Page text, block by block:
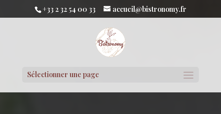
+33 2 32 54 00 33 accueil@bistronomy.fr
Sélectionner une page